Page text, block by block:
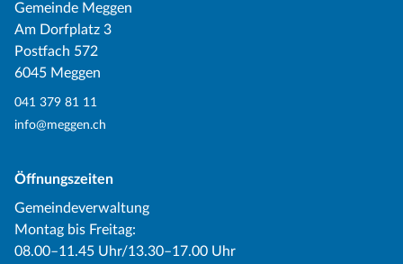
Gemeinde Meggen
Am Dorfplatz 3
Postfach 572
6045 Meggen
041 379 81 11
info@meggen.ch
Öffnungszeiten
Gemeindeverwaltung
Montag bis Freitag:
08.00–11.45 Uhr/13.30–17.00 Uhr